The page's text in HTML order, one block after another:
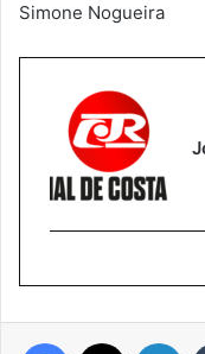
Simone Nogueira
Facebook